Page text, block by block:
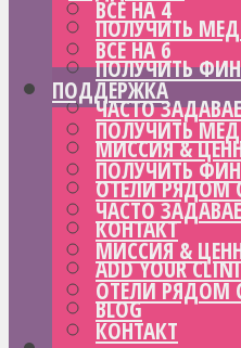
ПОЛУЧИТЬ
ПОЛУЧИТЬ
ЧАСТО
МИССИЯ &
ОТЕЛИ РЯДОМ
КОНТАКТ
ADD YOUR
BLOG
ВСЕ НА 4
ВСЕ НА 6
ПОДДЕРЖКА
ПОЛУЧИТЬ
ПОЛУЧИТЬ
ЧАСТО
МИССИЯ &
ОТЕЛИ РЯДОМ
КОНТАКТ